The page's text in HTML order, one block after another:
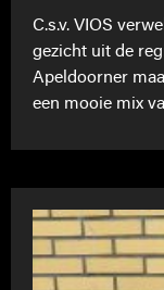
C.s.v. VIOS
gezicht uit de
Apeldoorner
een mooie mix